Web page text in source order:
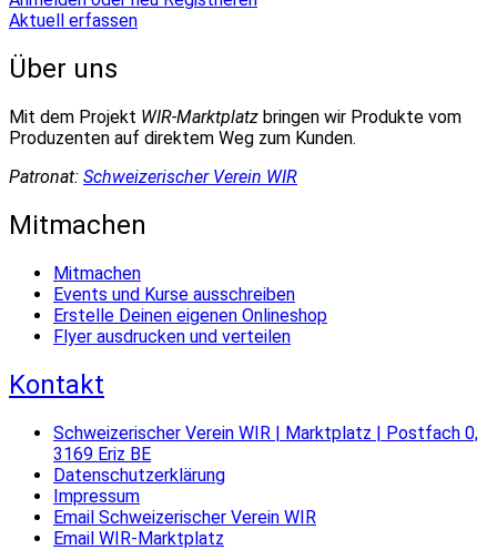
Aktuell erfassen
Über uns
Mit dem Projekt WIR-Marktplatz bringen wir Produkte vom
Produzenten auf direktem Weg zum Kunden.
Patronat: Schweizerischer Verein WIR
Mitmachen
Mitmachen
Events und Kurse ausschreiben
Erstelle Deinen eigenen Onlineshop
Flyer ausdrucken und verteilen
Kontakt
Schweizerischer Verein WIR | Marktplatz | Postfach 0,
3169 Eriz BE
Datenschutzerklärung
Impressum
Email Schweizerischer Verein WIR
Email WIR-Marktplatz